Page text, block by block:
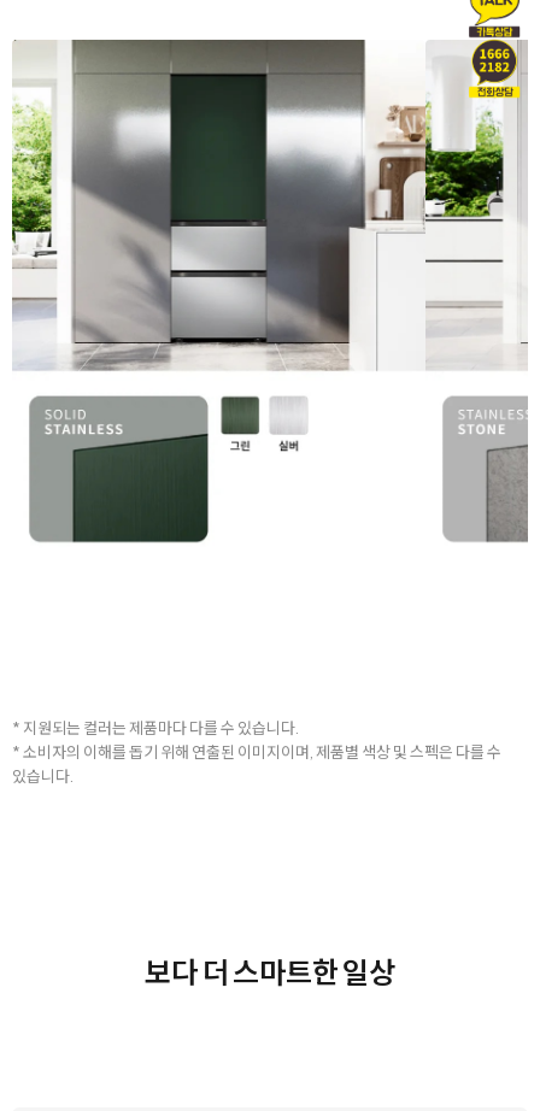
* 지원되는 컬러는 제품마다 다를 수 있습니다.
* 소비자의 이해를 돕기 위해 연출된 이미지이며, 제품별 색상 및 스펙은 다를 수
있습니다.
보다 더 스마트한 일상